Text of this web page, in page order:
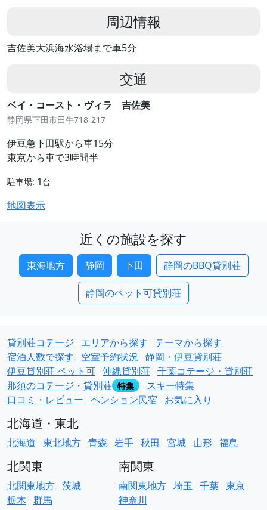
周辺情報
吉佐美大浜海水浴場まで車5分
交通
ベイ・コースト・ヴィラ 吉佐美
静岡県下田市田牛718-217
伊豆急下田駅から車15分
東京から車で3時間半
駐車場: 1 台
地図表示
近くの施設を探す
東海地方 静岡 下田 静岡のBBQ貸別荘
静岡のペット可貸別荘
貸別荘コテージ エリアから探す
テーマから探す
宿泊人数で探す
空室予約状況 静岡・伊豆貸別荘
伊豆貸別荘 ペット可 沖縄貸別荘 千葉コテージ・貸別荘
那須のコテージ・貸別荘 特集
スキー特集
口コミ・レビュー ペンション民宿 お気に入り
北海道・東北
北海道 東北地方 青森 岩手 秋田 宮城 山形 福島
北関東
北関東地方 茨城
栃木 群馬
南関東
南関東地方 埼玉 千葉 東京
神奈川